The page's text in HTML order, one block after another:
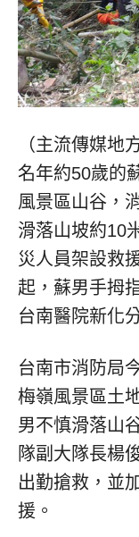
（主流傳媒地
名年約50歲的
風景區山谷，
滑落山坡約10
災人員架設救
起，蘇男手拇
台南醫院新化
台南市消防局
梅嶺風景區土
男不慎滑落山
隊副大隊長楊
出勤搶救，並
援。